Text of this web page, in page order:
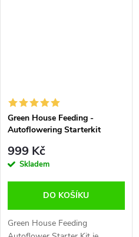
Green House Feeding -
Autoflowering Starterkit
999 Kč
Skladem
DO KOŠÍKU
Green House Feeding